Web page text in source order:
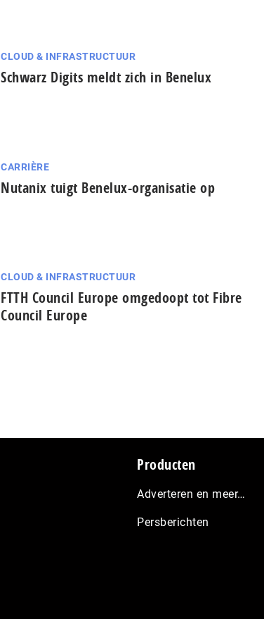
CLOUD & INFRASTRUCTUUR
Schwarz Digits meldt zich in Benelux
CARRIÈRE
Nutanix tuigt Benelux-organisatie op
CLOUD & INFRASTRUCTUUR
FTTH Council Europe omgedoopt tot Fibre
Council Europe
Producten
Adverteren en meer…
Persberichten